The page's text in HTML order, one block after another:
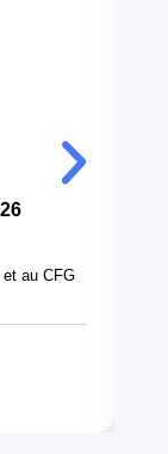
au CFG